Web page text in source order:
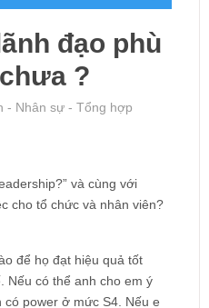
đạo phù
?
- Nhân sự - Tổng hợp
và cùng với
cho tổ chức và nhân viên?
để họ đạt hiệu quả tốt
Nếu có thể anh cho em ý
power ở mức S4. Nếu e